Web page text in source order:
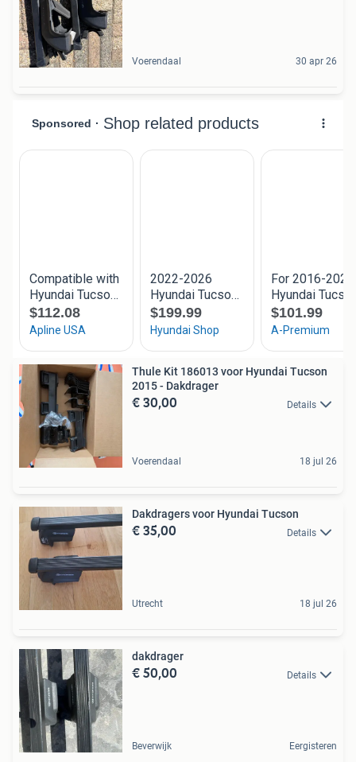
Voerendaal 30 apr 26
Thule Kit 186013 voor Hyundai Tucson
2015 - Dakdrager
€ 30,00 Details
Voerendaal 18 jul 26
Dakdragers voor Hyundai Tucson
€ 35,00 Details
Utrecht 18 jul 26
dakdrager
€ 50,00 Details
Beverwijk Eergisteren